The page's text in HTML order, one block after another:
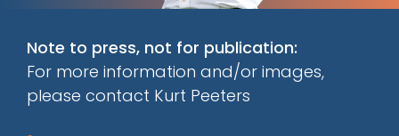
Note to press, not for publication:
For more information and/or images,
please contact Kurt Peeters